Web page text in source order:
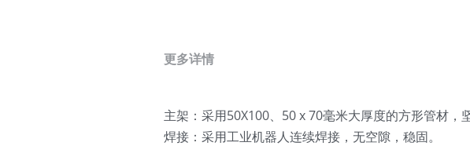
更多详情
主架：采用50X100、50 x 70毫米大厚度的方形管材，
焊接：采用工业机器人连续焊接，无空隙，稳固。